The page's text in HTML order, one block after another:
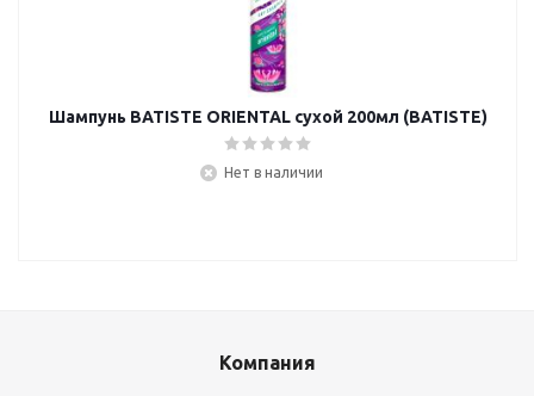
Шампунь BATISTE ORIENTAL сухой 200мл (BATISTE)
Нет в наличии
Компания